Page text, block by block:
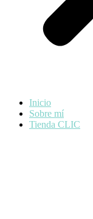
Inicio
Sobre mí
Tienda CLIC